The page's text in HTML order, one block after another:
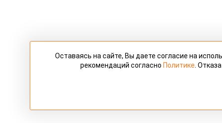
Оставаясь на сайте, Вы даете согласие на
рекомендаций согласно Политике .